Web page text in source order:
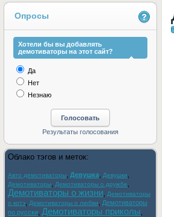
Опросы
Хотели бы вы добавлять
демотиваторы на этот сайт?
Да
Нет
Незнаю
Облако тэгов и меток:
Авто демотиваторы Девушка Девушки
Демотиваторы Демотиваторы о дружбе
Демотиваторы о жизни
Демотиваторы
о котэ
Демотиваторы о любви
Демотиваторы
по русски Демотиваторы приколы